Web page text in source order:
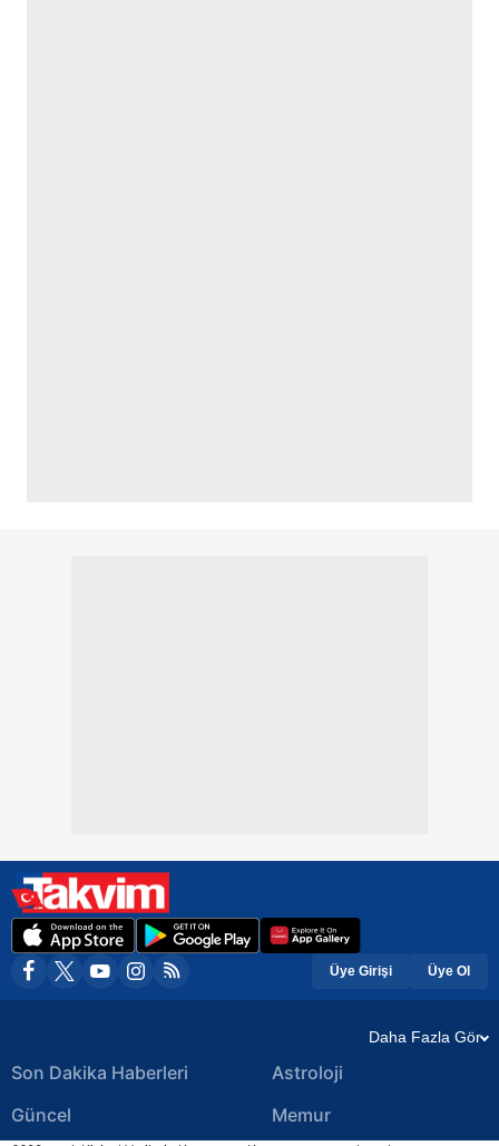
Üye Girişi Üye Ol
Daha Fazla Gör
Son Dakika Haberleri
Güncel
Astroloji
Memur